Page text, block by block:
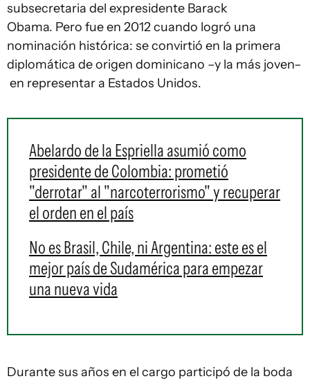
subsecretaria del expresidente Barack
Obama. Pero fue en 2012 cuando logró una
nominación histórica: se convirtió en la primera
diplomática de origen dominicano –y la más joven–
en representar a Estados Unidos.
Abelardo de la Espriella asumió como
presidente de Colombia: prometió
"derrotar" al "narcoterrorismo" y recuperar
el orden en el país
No es Brasil, Chile, ni Argentina: este es el
mejor país de Sudamérica para empezar
una nueva vida
Durante sus años en el cargo participó de la boda